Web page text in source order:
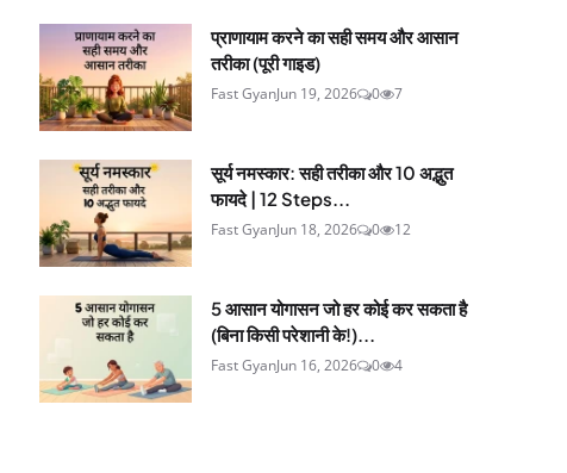
प्राणायाम करने का सही समय और आसान
तरीका (पूरी गाइड)
Fast GyanJun 19, 2026 0 7
सूर्य नमस्कार: सही तरीका और 10 अद्भुत
फायदे | 12 Steps...
Fast GyanJun 18, 2026 0 12
5 आसान योगासन जो हर कोई कर सकता है
(बिना किसी परेशानी के!)...
Fast GyanJun 16, 2026 0 4